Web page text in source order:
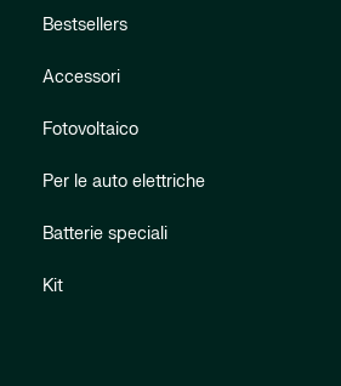
Bestsellers
Accessori
Fotovoltaico
Per le auto elettriche
Batterie speciali
Kit